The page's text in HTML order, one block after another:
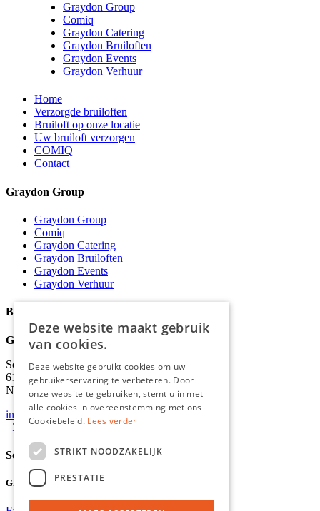
Graydon Group
Comiq
Graydon Catering
Graydon Bruiloften
Graydon Events
Graydon Verhuur
Home
Verzorgde bruiloften
Bruiloft op onze locatie
Uw bruiloft verzorgen
COMIQ
Contact
Graydon Group
Graydon Group
Comiq
Graydon Catering
Graydon Bruiloften
Graydon Events
Graydon Verhuur
Bedrijfsinformatie
Graydon
Schineksstraat 11,
6171 AM Stein
Nederland
info@graydonevents.nl
+316 11435859
Social media
Graydon Events
Deze website maakt gebruik
van cookies.
Deze website gebruikt cookies om uw
gebruikerservaring te verbeteren. Door
onze website te gebruiken, stemt u in met
alle cookies in overeenstemming met ons
Cookiebeleid. Lees verder
STRIKT NOODZAKELIJK
PRESTATIE